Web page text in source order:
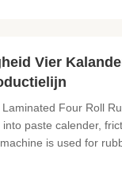
Vier
Four Roll
paste calender,
is used for